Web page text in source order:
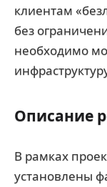
клиентам
без
необходимо
Описание
В рамках
установлены